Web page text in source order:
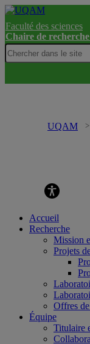
Faculté des sciences
Chaire de
UQAM
Accueil
Recherche
Mission
Projets
Offres
Équipe
Titulaire